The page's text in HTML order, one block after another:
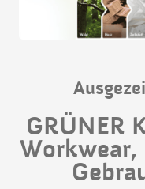
GRÜNER
Workwear,